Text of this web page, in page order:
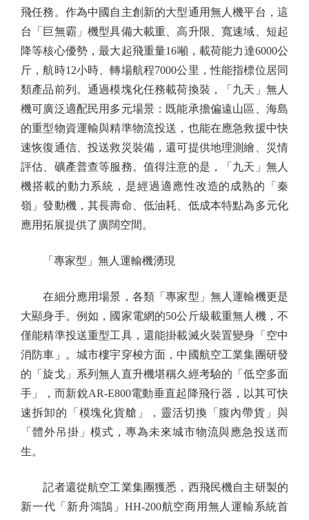
飛任務。作為中國自主創新的大型通用無人機平台，這
台「巨無霸」機型具備大載重、高升限、寬速域、短起
降等核心優勢，最大起飛重量16噸，載荷能力達6000公
斤，航時12小時、轉場航程7000公里，性能指標位居同
類產品前列。通過模塊化任務載荷換裝，「九天」無人
機可廣泛適配民用多元場景：既能承擔偏遠山區、海島
的重型物資運輸與精準物流投送，也能在應急救援中快
速恢復通信、投送救災裝備，還可提供地理測繪、災情
評估、礦產普查等服務。值得注意的是，「九天」無人
機搭載的動力系統，是經過適應性改造的成熟的「秦
嶺」發動機，其長壽命、低油耗、低成本特點為多元化
應用拓展提供了廣闊空間。
「專家型」無人運輸機湧現
在細分應用場景，各類「專家型」無人運輸機更是
大顯身手。例如，國家電網的50公斤級載重無人機，不
僅能精準投送重型工具，還能掛載滅火裝置變身「空中
消防車」。城市樓宇穿梭方面，中國航空工業集團研發
的「旋戈」系列無人直升機堪稱久經考驗的「低空多面
手」，而新銳AR-E800電動垂直起降飛行器，以其可快
速拆卸的「模塊化貨艙」，靈活切換「腹內帶貨」與
「體外吊掛」模式，專為未來城市物流與應急投送而
生。
記者還從航空工業集團獲悉，西飛民機自主研製的
新一代「新舟鴻鵠」HH-200航空商用無人運輸系統首